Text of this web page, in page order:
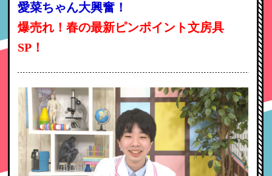
愛菜ちゃん大興奮！
爆売れ！春の最新ピンポイント文房具
SP！